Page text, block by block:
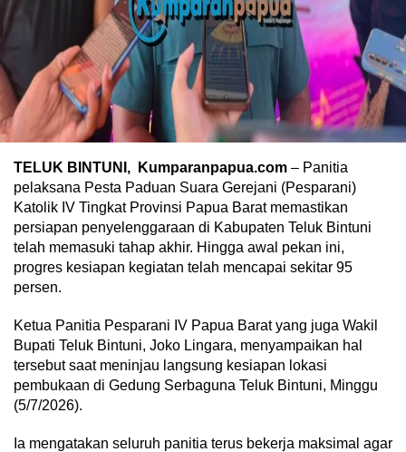
TELUK BINTUNI, Kumparanpapua.com – Panitia
pelaksana Pesta Paduan Suara Gerejani (Pesparani)
Katolik IV Tingkat Provinsi Papua Barat memastikan
persiapan penyelenggaraan di Kabupaten Teluk Bintuni
telah memasuki tahap akhir. Hingga awal pekan ini,
progres kesiapan kegiatan telah mencapai sekitar 95
persen.
Ketua Panitia Pesparani IV Papua Barat yang juga Wakil
Bupati Teluk Bintuni, Joko Lingara, menyampaikan hal
tersebut saat meninjau langsung kesiapan lokasi
pembukaan di Gedung Serbaguna Teluk Bintuni, Minggu
(5/7/2026).
Ia mengatakan seluruh panitia terus bekerja maksimal agar